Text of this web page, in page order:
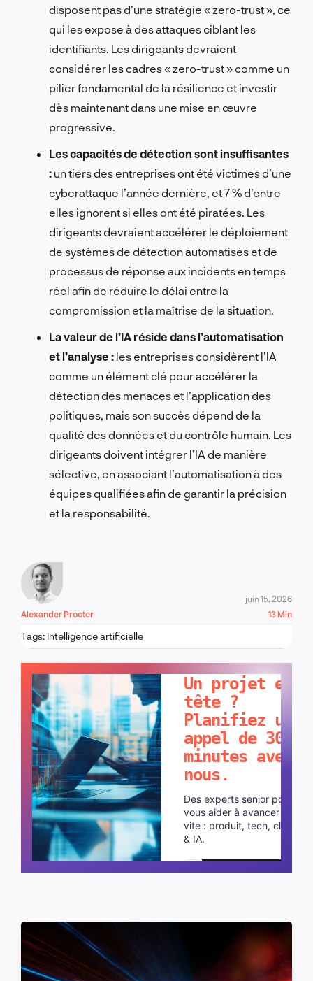
disposent pas d’une stratégie « zero-trust », ce
qui les expose à des attaques ciblant les
identifiants. Les dirigeants devraient
considérer les cadres « zero-trust » comme un
pilier fondamental de la résilience et investir
dès maintenant dans une mise en œuvre
progressive.
Les capacités de détection sont insuffisantes
: un tiers des entreprises ont été victimes d’une
cyberattaque l’année dernière, et 7 % d’entre
elles ignorent si elles ont été piratées. Les
dirigeants devraient accélérer le déploiement
de systèmes de détection automatisés et de
processus de réponse aux incidents en temps
réel afin de réduire le délai entre la
compromission et la maîtrise de la situation.
La valeur de l’IA réside dans l’automatisation
et l’analyse : les entreprises considèrent l’IA
comme un élément clé pour accélérer la
détection des menaces et l’application des
politiques, mais son succès dépend de la
qualité des données et du contrôle humain. Les
dirigeants doivent intégrer l’IA de manière
sélective, en associant l’automatisation à des
équipes qualifiées afin de garantir la précision
et la responsabilité.
Alexander Procter
juin 15, 2026
13 Min
Tags: Intelligence artificielle
Un projet en
tête ?
Planifiez un
appel de 30
minutes avec
nous.
Des experts senior pour
vous aider à avancer plus
vite : produit, tech, cloud
& IA.
Planifier un appel